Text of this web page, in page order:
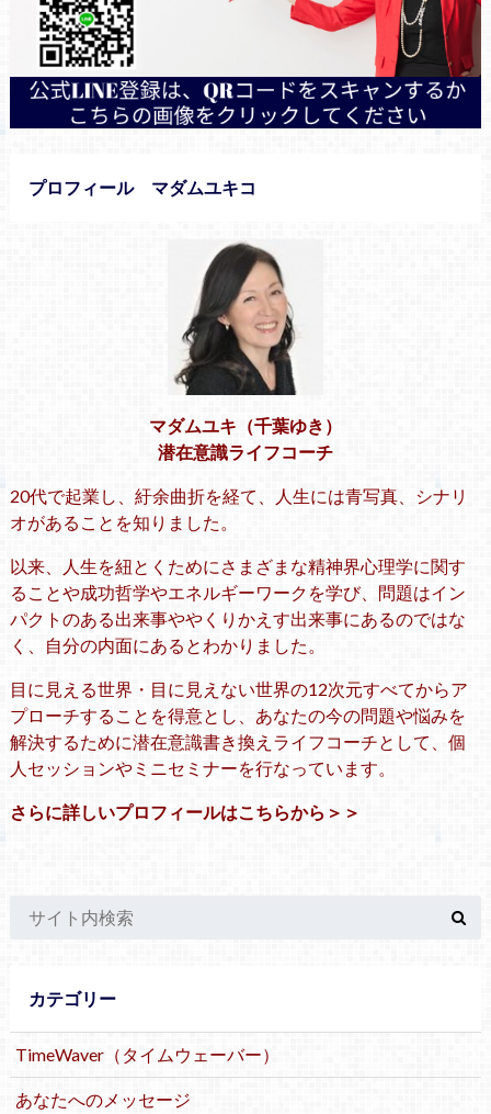
プロフィール マダムユキコ
マダムユキ（千葉ゆき）
潜在意識ライフコーチ
20代で起業し、紆余曲折を経て、人生には青写真、シナリ
オがあることを知りました。
以来、人生を紐とくためにさまざまな精神界心理学に関す
ることや成功哲学やエネルギーワークを学び、問題はイン
パクトのある出来事ややくりかえす出来事にあるのではな
く、自分の内面にあるとわかりました。
目に見える世界・目に見えない世界の12次元すべてからア
プローチすることを得意とし、あなたの今の問題や悩みを
解決するために潜在意識書き換えライフコーチとして、個
人セッションやミニセミナーを行なっています。
さらに詳しいプロフィールはこちらから＞＞
カテゴリー
TimeWaver（タイムウェーバー）
あなたへのメッセージ